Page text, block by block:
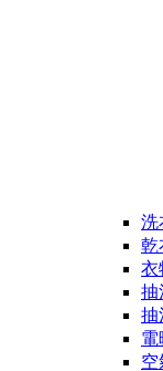
洗
乾
衣
抽
抽
電
空